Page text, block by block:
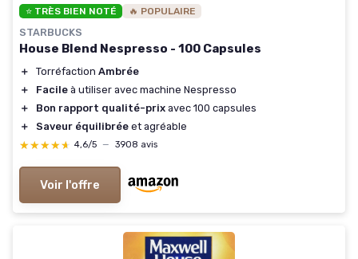
⭐ TRÈS BIEN NOTÉ 🔥 POPULAIRE
STARBUCKS
House Blend Nespresso - 100 Capsules
＋ Torréfaction Ambrée
＋
Facile à utiliser avec machine Nespresso
＋
Bon rapport qualité-prix avec 100 capsules
＋
Saveur équilibrée et agréable
★★★★★
★★★★★ 4,6/5 — 3908 avis
Voir l'offre